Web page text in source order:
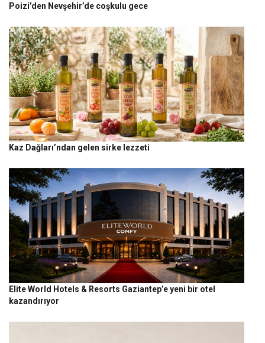
Poizi’den Nevşehir’de coşkulu gece
Kaz Dağları’ndan gelen sirke lezzeti
Elite World Hotels & Resorts Gaziantep’e yeni bir otel
kazandırıyor